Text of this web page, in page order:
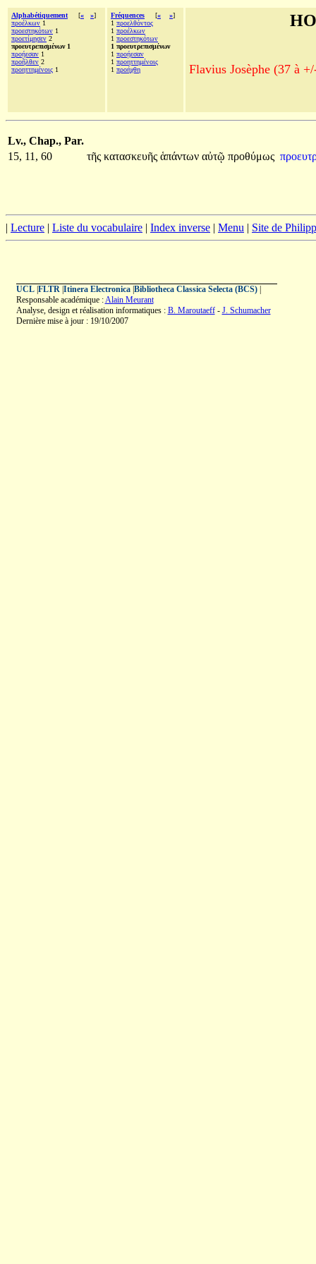
Alphabétiquement [« »]
προέλκων 1
προεστηκότων 1
προετίμησεν 2
προευτρεπισμένων 1
προῄεσαν 1
προῆλθεν 2
προηττημένοις 1
Fréquences [« »]
1 προελθόντος
1 προέλκων
1 προεστηκότων
1 προευτρεπισμένων
1 προῄεσαν
1 προηττημένοις
1 προήχθη Flavius Josèphe (37 à
Lv., Chap., Par.
15, 11, 60
τῆς κατασκευῆς ἁπάντων αὐτῷ προθύμως
| Lecture | Liste du vocabulaire | Index inverse | Menu | Site de
UCL| FLTR| Itinera Electronica| Bibliotheca Classica Selecta (BCS)|
Responsable académique :Alain Meurant
Analyse, design et réalisation informatiques : B. Maroutaeff- J. Schumacher
Dernière mise à jour : 19/10/2007